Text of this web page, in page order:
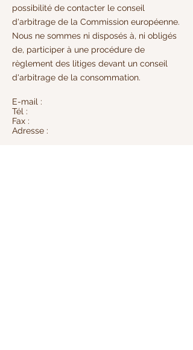
possibilité de contacter le conseil
d'arbitrage de la Commission européenne.
Nous ne sommes ni disposés à, ni obligés
de, participer à une procédure de
règlement des litiges devant un conseil
d'arbitrage de la consommation.
E-mail :
Tél :
Fax :
Adresse :